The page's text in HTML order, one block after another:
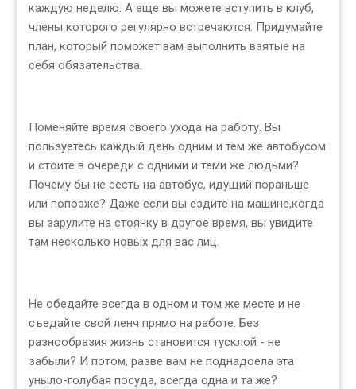
каждую неделю. А еще вы можете вступить в клуб,
члены которого регулярно встречаются. Придумайте
план, который поможет вам выполнить взятые на
себя обязательства.
Поменяйте время своего ухода на работу. Вы
пользуетесь каждый день одним и тем же автобусом
и стоите в очереди с одними и теми же людьми?
Почему бы не сесть на автобус, идущий пораньше
или попозже? Даже если вы ездите на машине,когда
вы зарулите на стоянку в другое время, вы увидите
там несколько новых для вас лиц.
Не обедайте всегда в одном и том же месте и не
съедайте свой ленч прямо на работе. Без
разнообразия жизнь становится тусклой - не
забыли? И потом, разве вам не поднадоела эта
уныло-голубая посуда, всегда одна и та же?